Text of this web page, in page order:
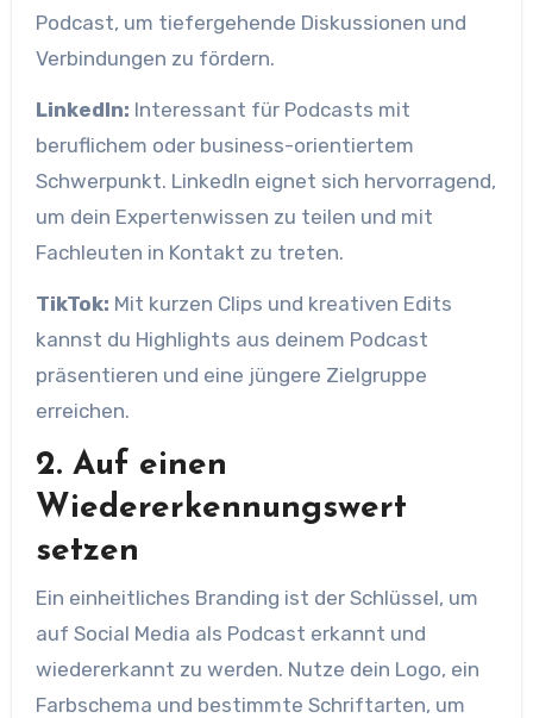
Podcast, um tiefergehende Diskussionen und
Verbindungen zu fördern.
LinkedIn: Interessant für Podcasts mit
beruflichem oder business-orientiertem
Schwerpunkt. LinkedIn eignet sich hervorragend,
um dein Expertenwissen zu teilen und mit
Fachleuten in Kontakt zu treten.
TikTok: Mit kurzen Clips und kreativen Edits
kannst du Highlights aus deinem Podcast
präsentieren und eine jüngere Zielgruppe
erreichen.
2. Auf einen
Wiedererkennungswert
setzen
Ein einheitliches Branding ist der Schlüssel, um
auf Social Media als Podcast erkannt und
wiedererkannt zu werden. Nutze dein Logo, ein
Farbschema und bestimmte Schriftarten, um